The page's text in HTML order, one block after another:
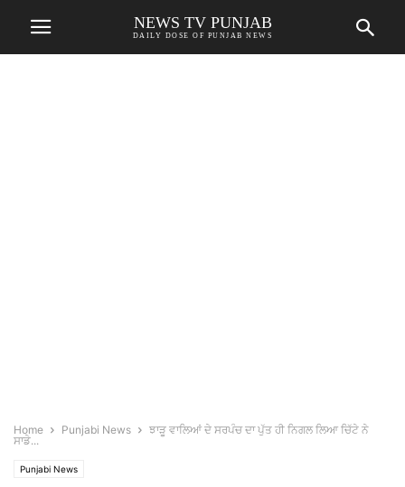
NEWS TV PUNJAB
DAILY DOSE OF PUNJAB NEWS
Home Punjabi News
ਝਾੜੂ ਵਾਲਿਆਂ ਦੇ ਸਰਪੰਚ ਦਾ ਪੁੱਤ ਹੀ ਨਿਗਲ ਲਿਆ ਚਿੱਟੇ ਨੇ
ਸਾਡੇ...
Punjabi News